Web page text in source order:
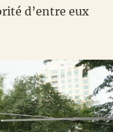
d’entre eux